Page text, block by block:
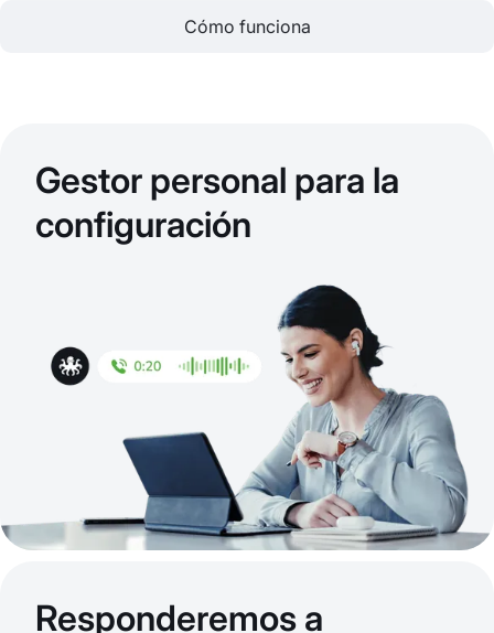
Cómo funciona
Gestor personal para la
configuración
Responderemos a